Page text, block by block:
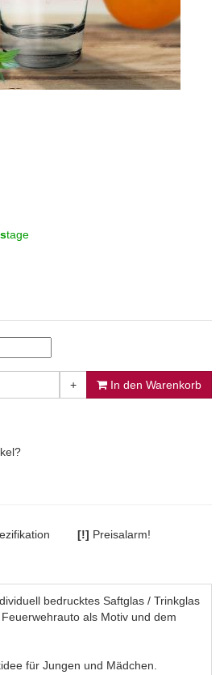
tage
+ In den Warenkorb
[!] Preisalarm!
bedrucktes Saftglas / Trinkglas
als Motiv und dem
für Jungen und Mädchen.